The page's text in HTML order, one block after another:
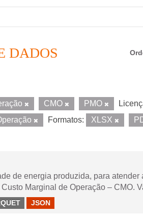
DADOS
CMO PMO
Formatos: XLSX
de energia produzida, para
Marginal de Operação – CMO.
JSON